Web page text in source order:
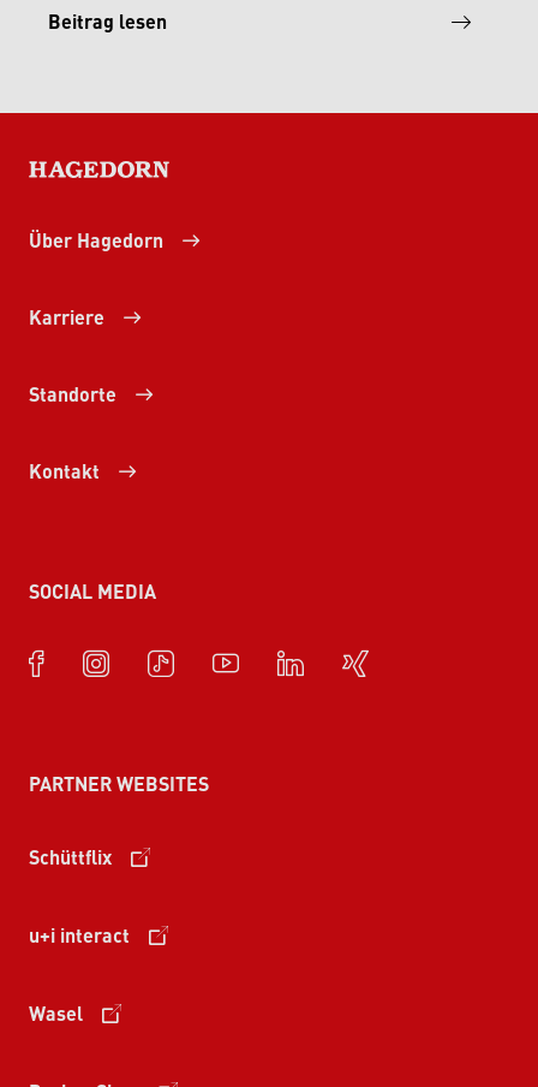
Beitrag lesen
HAGEDORN
Über Hagedorn
Karriere
Standorte
Kontakt
SOCIAL MEDIA
PARTNER WEBSITES
Schüttflix
u+i interact
Wasel